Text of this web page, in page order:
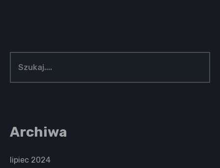
Archiwa
lipiec 2024